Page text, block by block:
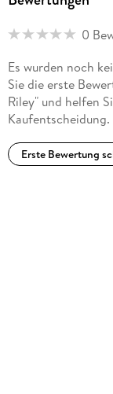
0
Es wurden noch
Sie die erste
Riley" und helfen
Kaufentscheidung.
Erste Bewertung